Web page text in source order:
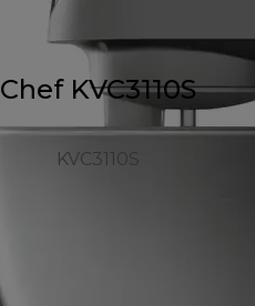
Chef KVC3110S
KVC3110S